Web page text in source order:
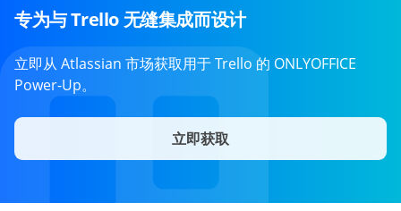
专为与 Trello 无缝集成而设计
立即从 Atlassian 市场获取用于 Trello 的 ONLYOFFICE
Power-Up。
立即获取